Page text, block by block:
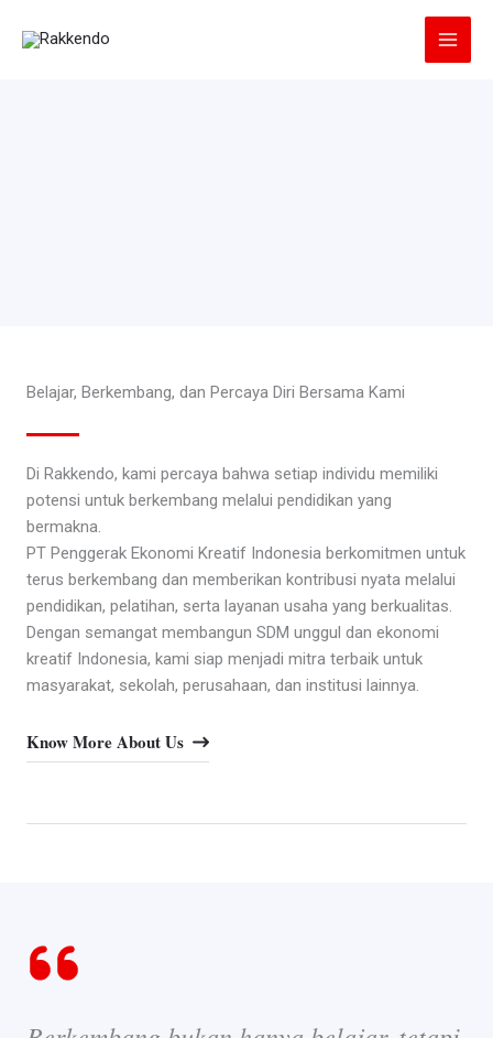
Belajar, Berkembang, dan Percaya Diri Bersama Kami
Di Rakkendo, kami percaya bahwa setiap individu memiliki
potensi untuk berkembang melalui pendidikan yang
bermakna.
PT Penggerak Ekonomi Kreatif Indonesia berkomitmen untuk
terus berkembang dan memberikan kontribusi nyata melalui
pendidikan, pelatihan, serta layanan usaha yang berkualitas.
Dengan semangat membangun SDM unggul dan ekonomi
kreatif Indonesia, kami siap menjadi mitra terbaik untuk
masyarakat, sekolah, perusahaan, dan institusi lainnya.
Know More About Us